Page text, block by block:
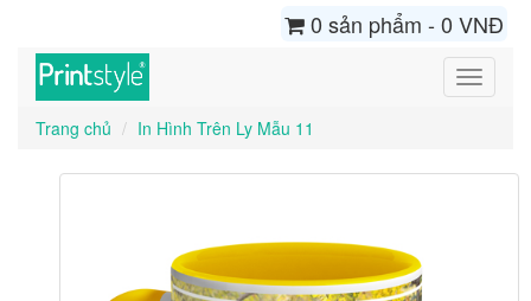
0 sản phẩm - 0 VNĐ
Toggle
Trang chủ
In Hình Trên Ly Mẫu 11